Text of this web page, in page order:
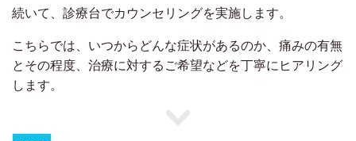
続いて、診療台でカウンセリングを実施します。
こちらでは、いつからどんな症状があるのか、痛みの有無
とその程度、治療に対するご希望などを丁寧にヒアリング
します。